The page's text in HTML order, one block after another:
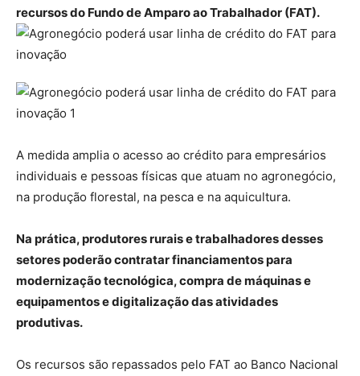
recursos do Fundo de Amparo ao Trabalhador (FAT).
A medida amplia o acesso ao crédito para empresários
individuais e pessoas físicas que atuam no agronegócio,
na produção florestal, na pesca e na aquicultura.
Na prática, produtores rurais e trabalhadores desses
setores poderão contratar financiamentos para
modernização tecnológica, compra de máquinas e
equipamentos e digitalização das atividades
produtivas.
Os recursos são repassados pelo FAT ao Banco Nacional